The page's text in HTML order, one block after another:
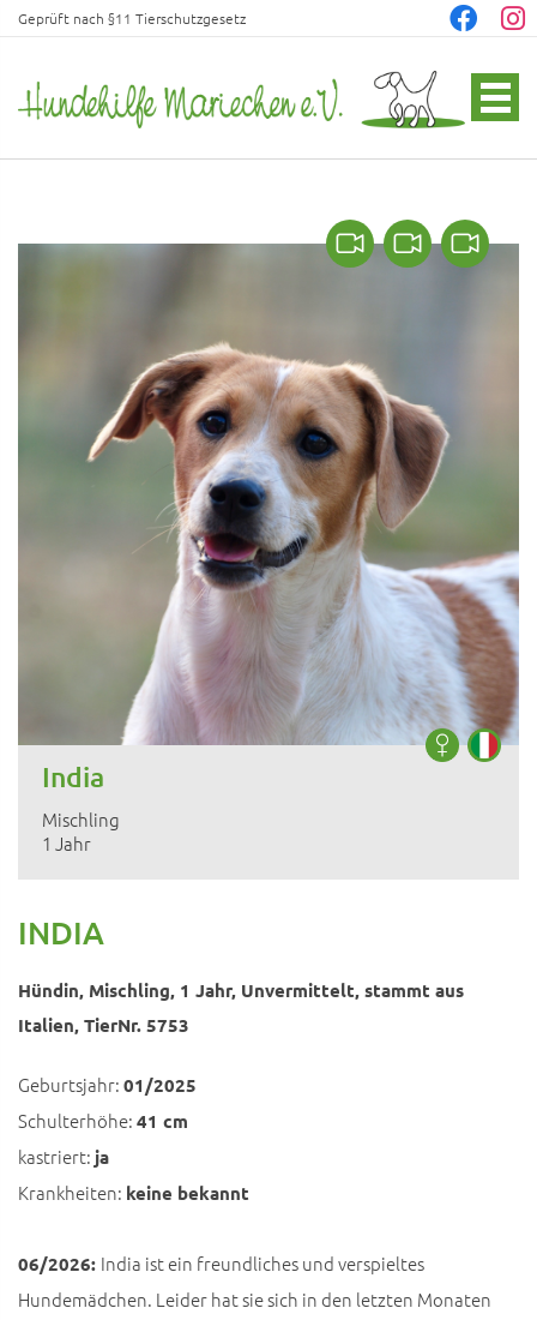
Geprüft nach §11 Tierschutzgesetz
India
Mischling
1 Jahr
INDIA
Hündin, Mischling, 1 Jahr, Unvermittelt, stammt aus
Italien, TierNr. 5753
Geburtsjahr: 01/2025
Schulterhöhe: 41 cm
kastriert: ja
Krankheiten: keine bekannt
06/2026: India ist ein freundliches und verspieltes
Hundemädchen. Leider hat sie sich in den letzten Monaten